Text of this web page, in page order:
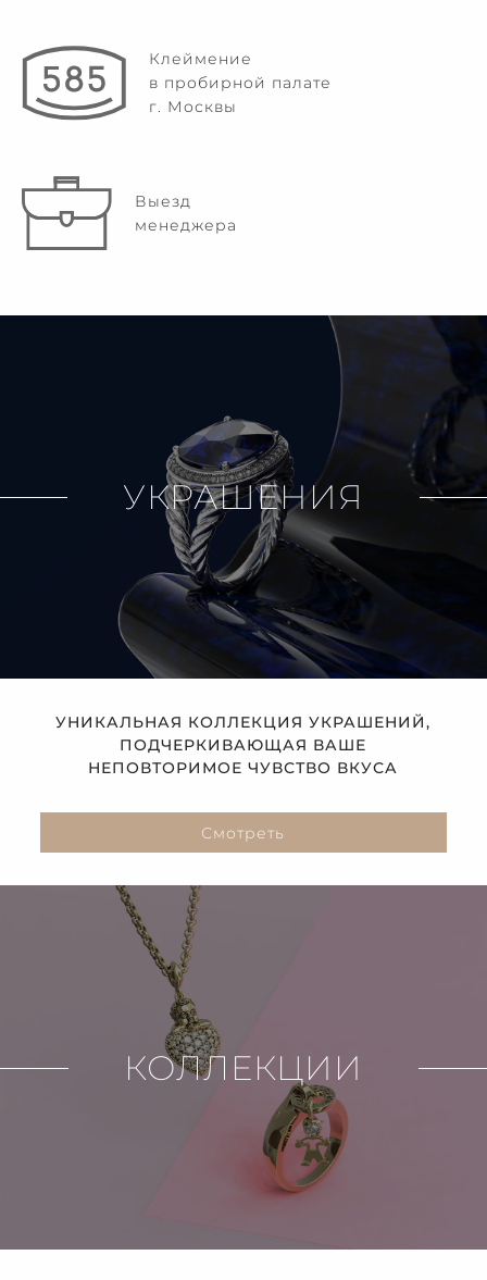
Клеймение
в пробирной палате
г. Москвы
Выезд
менеджера
УКРАШЕНИЯ
УНИКАЛЬНАЯ КОЛЛЕКЦИЯ УКРАШЕНИЙ,
ПОДЧЕРКИВАЮЩАЯ ВАШЕ
НЕПОВТОРИМОЕ ЧУВСТВО ВКУСА
Смотреть
КОЛЛЕКЦИИ